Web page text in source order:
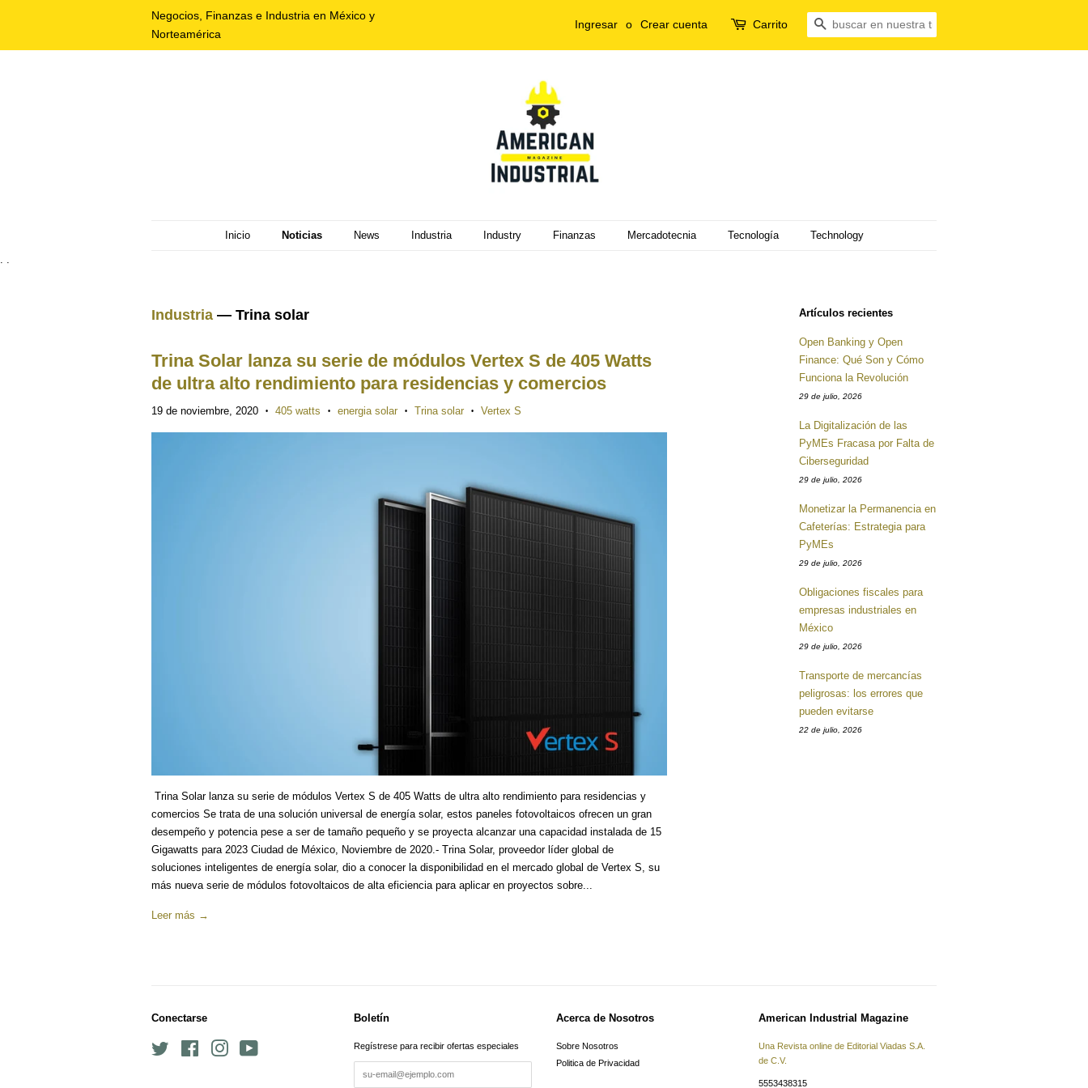
Negocios, Finanzas e Industria en México y
Norteamérica
Ingresar o Crear cuenta Carrito Buscar
Inicio Noticias News Industria Industry Finanzas Mercadotecnia Tecnología
Technology
. .
Industria — Trina solar
Trina Solar lanza su serie de módulos Vertex S de 405 Watts
de ultra alto rendimiento para residencias y comercios
19 de noviembre, 2020 • 405 watts • energia solar • Trina solar • Vertex S
Trina Solar lanza su serie de módulos Vertex S de 405 Watts de ultra alto rendimiento para residencias y
comercios Se trata de una solución universal de energía solar, estos paneles fotovoltaicos ofrecen un gran
desempeño y potencia pese a ser de tamaño pequeño y se proyecta alcanzar una capacidad instalada de 15
Gigawatts para 2023 Ciudad de México, Noviembre de 2020.- Trina Solar, proveedor líder global de
soluciones inteligentes de energía solar, dio a conocer la disponibilidad en el mercado global de Vertex S, su
más nueva serie de módulos fotovoltaicos de alta eficiencia para aplicar en proyectos sobre...
Leer más →
Artículos recientes
Open Banking y Open
Finance: Qué Son y Cómo
Funciona la Revolución
29 de julio, 2026
La Digitalización de las
PyMEs Fracasa por Falta de
Ciberseguridad
29 de julio, 2026
Monetizar la Permanencia en
Cafeterías: Estrategia para
PyMEs
29 de julio, 2026
Obligaciones fiscales para
empresas industriales en
México
29 de julio, 2026
Transporte de mercancías
peligrosas: los errores que
pueden evitarse
22 de julio, 2026
Conectarse
Twitter FacebookInstagram
Boletín
Regístrese para recibir ofertas especiales
Acerca de Nosotros
Sobre Nosotros
Politica de Privacidad
American Industrial Magazine
Una Revista online de Editorial Viadas S.A.
de C.V.
5553438315